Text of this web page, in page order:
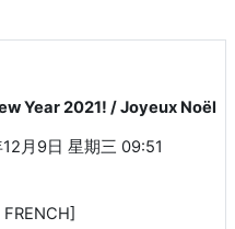
Year 2021! / Joyeux Noël
月9日 星期三 09:51